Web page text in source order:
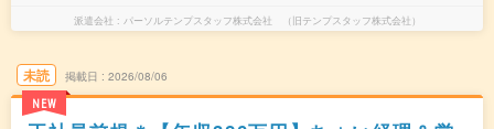
派遣会社 パーソルテンプスタッフ株式会社 （旧テンプスタッフ株式会社）
未読
NEW
掲載日 2026/08/06